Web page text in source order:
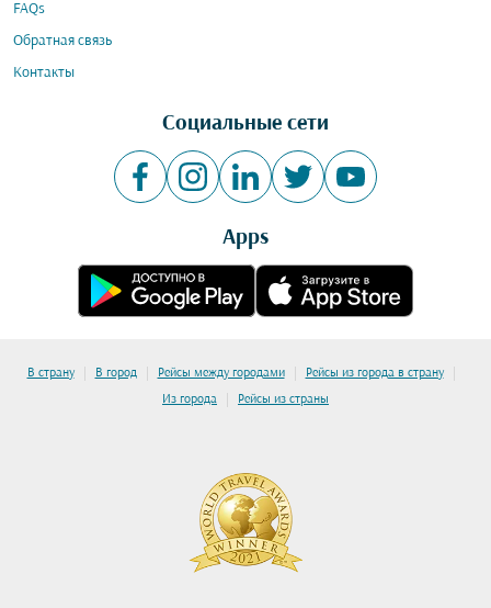
FAQs
Обратная связь
Контакты
Социальные сети
Apps
В страну | В город | Рейсы между городами | Рейсы из города в страну |
Из города | Рейсы из страны